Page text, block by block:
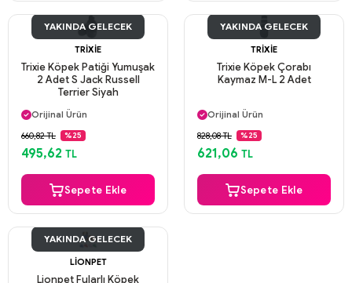
YAKINDA GELECEK
TRIXIE
Trixie Köpek Patiği Yumuşak
2 Adet S Jack Russell
Terrier Siyah
Aynı Gün Kargo
Orijinal Ürün
Güvenli Ödeme
Aynı Gün Kargo
660,82 TL %25
495,62 TL
Sepete Ekle
YAKINDA GELECEK
TRIXIE
Trixie Köpek Çorabı
Kaymaz M-L 2 Adet
Orijinal Ürün
Güvenli Ödeme
Aynı Gün Kargo
828,08 TL %25
621,06 TL
Sepete Ekle
YAKINDA GELECEK
LIONPET
Lionpet Fularlı Köpek